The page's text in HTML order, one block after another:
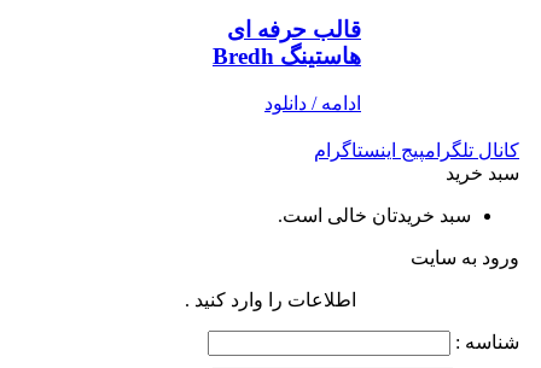
قالب حرفه ای
هاستینگ Bredh
ادامه / دانلود
کانال تلگرامپیج اینستاگرام
سبد خرید
سبد خریدتان خالی است.
ورود به سایت
اطلاعات را وارد کنید .
شناسه :